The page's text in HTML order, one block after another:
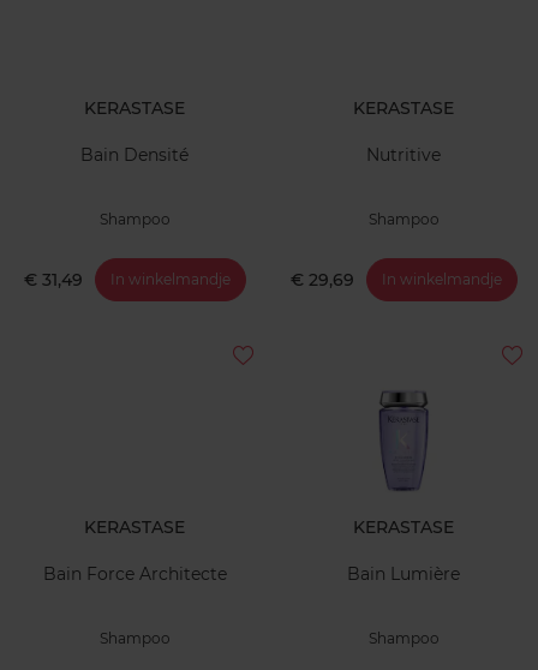
KERASTASE
Bain Densité
Shampoo
€ 31,49 In winkelmandje
KERASTASE
Nutritive
Shampoo
€ 29,69 In winkelmandje
KERASTASE
Bain Force Architecte
Shampoo
KERASTASE
Bain Lumière
Shampoo